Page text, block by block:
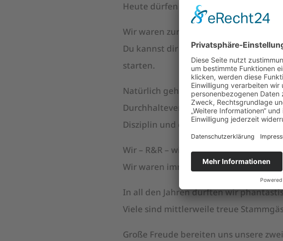
Heute dürfen wir dankbar
Wir waren zur richtigen Zeit am
Du kannst dir vorstellen, dass es eine
starten.
Natürlich gehört auch eine große
Durchhaltevermögen,
Disziplin und des Öfteren den
Wir – R&R – wissen um unser großes
Wir waren immer gemeinsam auf
In all den Jahren durften wir
Viele sind mittlerweile treue
Große Freude bereiten uns unsere